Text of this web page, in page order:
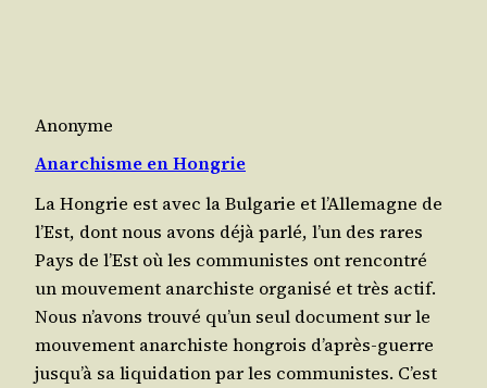
Anonyme
Anarchisme en Hongrie
La Hon­grie est avec la Bul­ga­rie et l’Al­le­magne de
l’Est, dont nous avons déjà par­lé, l’un des rares
Pays de l’Est où les com­mu­nistes ont ren­con­tré
un mou­ve­ment anar­chiste orga­ni­sé et très actif.
Nous n’a­vons trou­vé qu’un seul docu­ment sur le
mou­ve­ment anar­chiste hon­grois d’a­près-guerre
jus­qu’à sa liqui­da­tion par les com­mu­nistes. C’est